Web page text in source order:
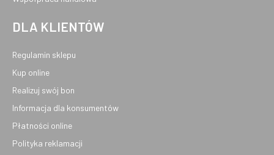
DLA KLIENTÓW
Regulamin sklepu
Kup online
Realizuj swój bon
Informacja dla konsumentów
Płatności online
Polityka reklamacji